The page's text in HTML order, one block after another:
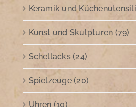
Keramik und
Kunst und Skulpturen (79)
Schellacks (24)
Spielzeuge (20)
Uhren (10)